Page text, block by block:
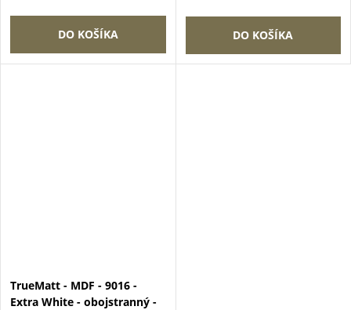
DO KOŠÍKA DO KOŠÍKA
TrueMatt - MDF - 9016 -
Extra White - obojstranný -